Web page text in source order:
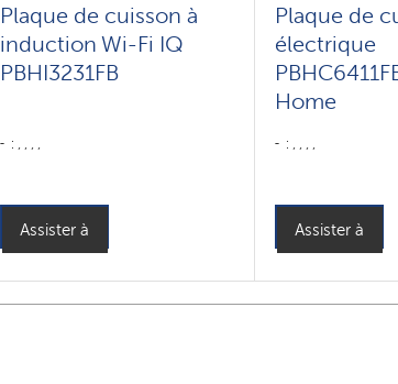
Plaque de cuisson à
induction Wi-Fi IQ
PBHI3231FB
: , , , ,
Assister à
Plaque de
électrique
Home
: , , , ,
Assister à